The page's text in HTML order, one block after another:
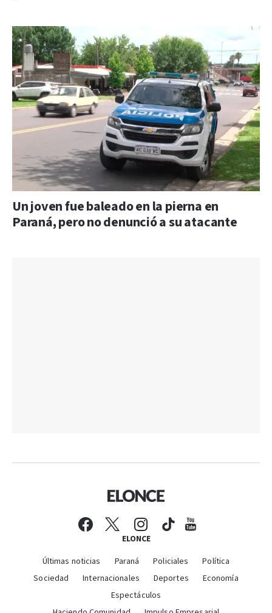
Un joven fue baleado en la pierna en
Paraná, pero no denunció a su atacante
ELONCE
Últimas noticias Paraná Policiales
Política
Sociedad
Internacionales Deportes
Economía
Espectáculos